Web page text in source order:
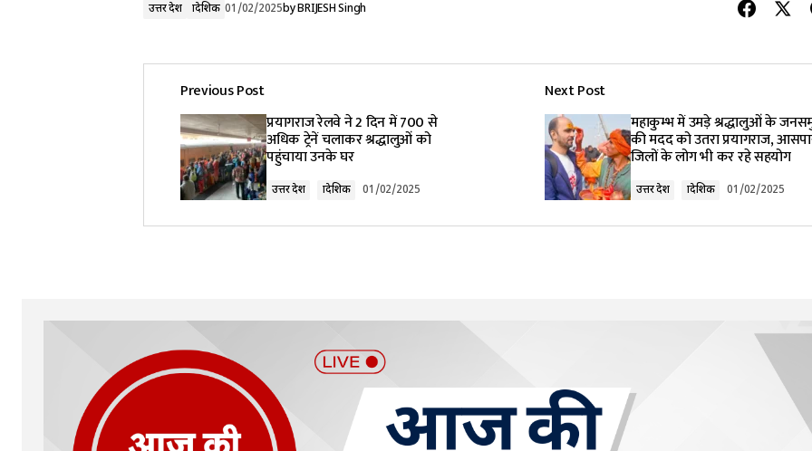
उत्तर प्रदेश प्रादेशिक 01/02/2025byBRIJESH Singh
Previous Post
प्रयागराज रेलवे ने 2 दिन में 700 से
अधिक ट्रेनें चलाकर श्रद्धालुओं को
पहुंचाया उनके घर
उत्तर प्रदेश प्रादेशिक 01/02/2025
Next Post
महाकुम्भ में उमड़े श्रद्धालुओं के
की मदद को उतरा प्रयागराज,
जिलों के लोग भी कर रहे सहयोग
उत्तर प्रदेश प्रादेशिक 01/02/2025